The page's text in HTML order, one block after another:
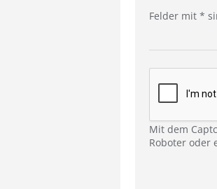
Felder mit *
Mit dem
Roboter oder